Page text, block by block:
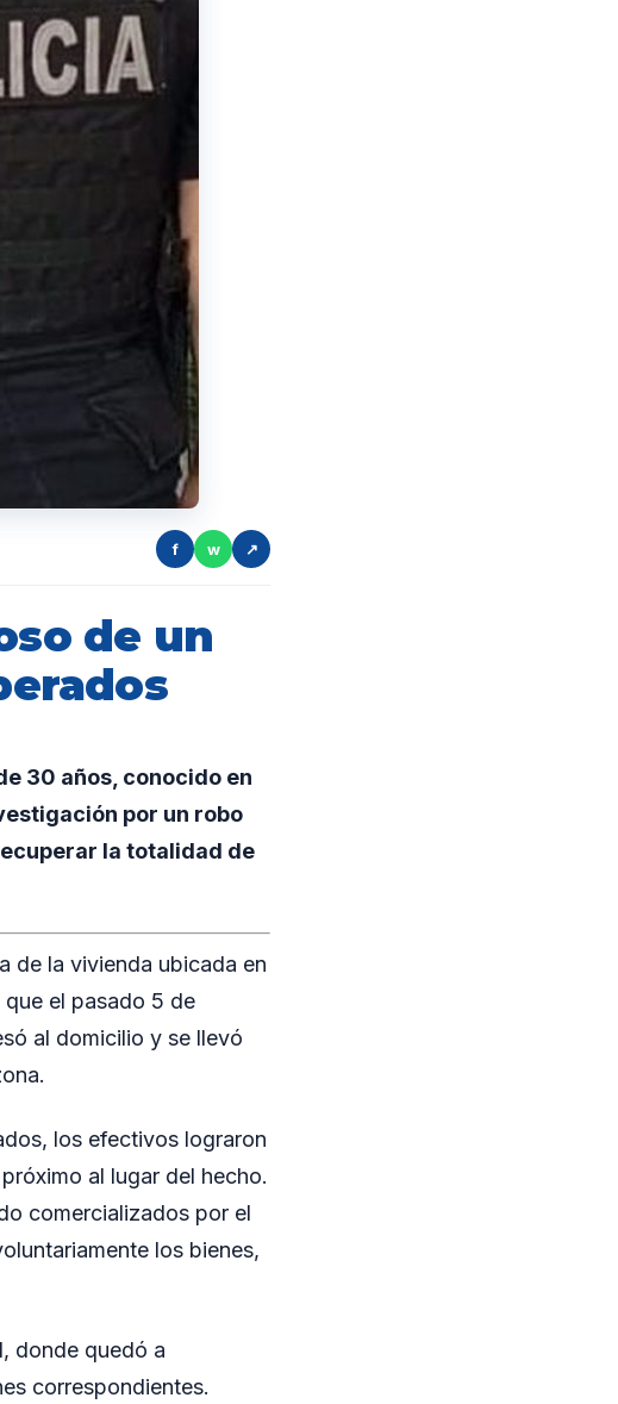
f w ↗
de un
30 años, conocido en
por un robo
la totalidad de
de la vivienda ubicada en
que el pasado 5 de
al domicilio y se llevó
los efectivos lograron
al lugar del hecho.
comercializados por el
los bienes,
donde quedó a
correspondientes.